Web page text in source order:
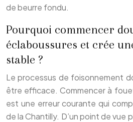
de beurre fondu.
Pourquoi commencer
éclaboussures et crée
stable ?
Le processus de foisonnement
être efficace. Commencer à
est une erreur courante qui
de la Chantilly. D’un point de vue